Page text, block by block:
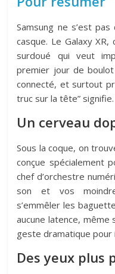
Samsung ne s’est
casque. Le Galaxy
surdoué qui veut
premier jour de
connecté, et surtout
truc sur la tête” signifie.
Un cerveau
Sous la coque, on
conçue spécialement
chef d’orchestre
son et vos
s’emmêler les
aucune latence, même
geste dramatique pour
Des yeux plus